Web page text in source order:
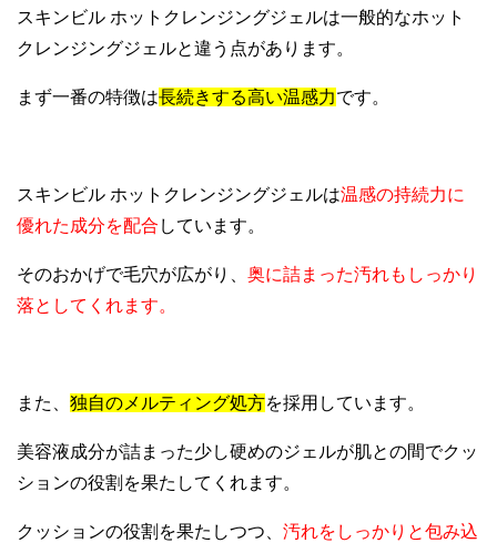
スキンビル ホットクレンジングジェルは一般的なホット
クレンジングジェルと違う点があります。
まず一番の特徴は長続きする高い温感力です。
スキンビル ホットクレンジングジェルは温感の持続力に
優れた成分を配合 しています。
そのおかげで毛穴が広がり、 奥に詰まった汚れもしっかり
落としてくれます。
また、 独自のメルティング処方を採用しています。
美容液成分が詰まった少し硬めのジェルが肌との間でクッ
ションの役割を果たしてくれます。
クッションの役割を果たしつつ、 汚れをしっかりと包み込